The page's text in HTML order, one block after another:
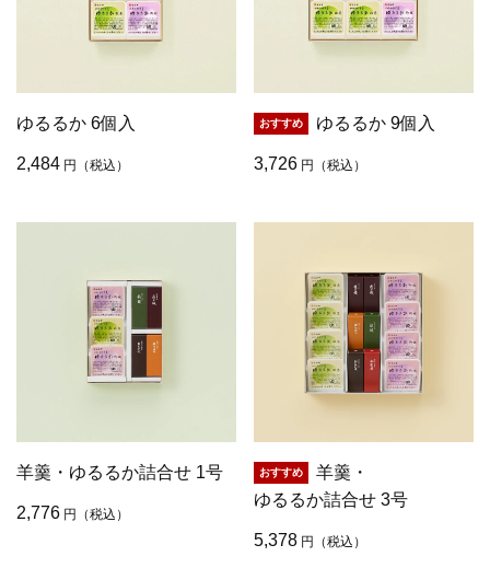
ゆるるか 6個入
2,484 円 （税込）
ゆるるか 9個入
3,726 円 （税込）
羊羹・ゆるるか詰合せ 1号
2,776 円 （税込）
羊羹・
ゆるるか詰合せ 3号
5,378 円 （税込）